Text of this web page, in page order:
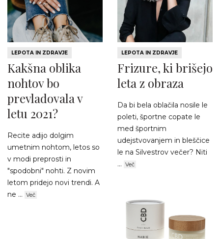
LEPOTA IN ZDRAVJE
Kakšna oblika
nohtov bo
prevladovala v
letu 2021?
Recite adijo dolgim
umetnim nohtom, letos so
v modi preprosti in
"spodobni" nohti. Z novim
letom pridejo novi trendi. A
ne ... Več
LEPOTA IN ZDRAVJE
Frizure, ki brišejo
leta z obraza
Da bi bela oblačila nosile le
poleti, športne copate le
med športnim
udejstvovanjem in bleščice
le na Silvestrov večer? Niti
... Več